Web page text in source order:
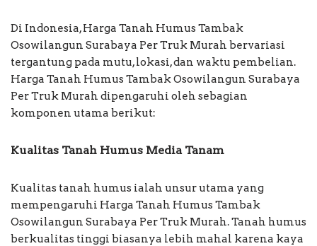
Di Indonesia, Harga Tanah Humus Tambak
Osowilangun Surabaya Per Truk Murah bervariasi
tergantung pada mutu, lokasi, dan waktu pembelian.
Harga Tanah Humus Tambak Osowilangun Surabaya
Per Truk Murah dipengaruhi oleh sebagian
komponen utama berikut:
Kualitas Tanah Humus Media Tanam
Kualitas tanah humus ialah unsur utama yang
mempengaruhi Harga Tanah Humus Tambak
Osowilangun Surabaya Per Truk Murah. Tanah humus
berkualitas tinggi biasanya lebih mahal karena kaya